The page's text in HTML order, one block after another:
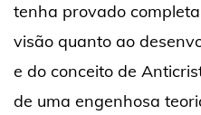
tenha provado
visão quanto ao
e do conceito de
de uma engenhosa